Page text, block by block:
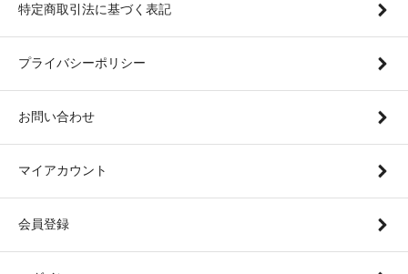
特定商取引法に基づく表記
プライバシーポリシー
お問い合わせ
マイアカウント
会員登録